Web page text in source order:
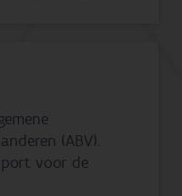
(ABV).
voor de